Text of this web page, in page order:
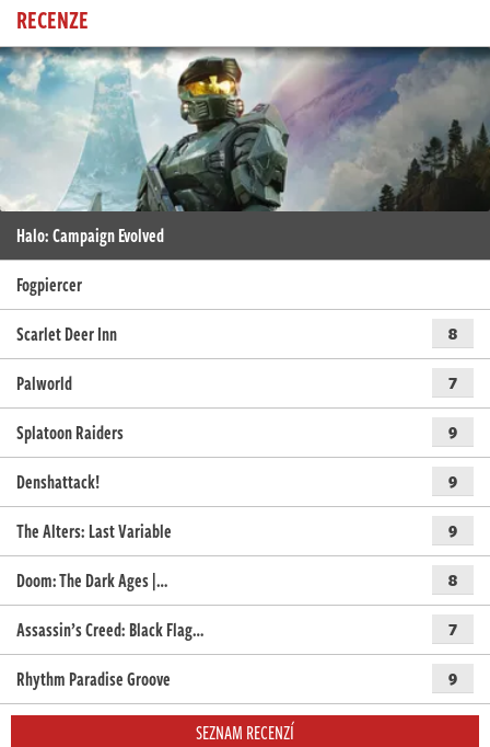
RECENZE
Halo: Campaign Evolved
Fogpiercer
Scarlet Deer Inn
8
Palworld 7
Splatoon Raiders 9
Denshattack! 9
The Alters: Last Variable 9
Doom: The Dark Ages |… 8
Assassin’s Creed: Black Flag… 7
Rhythm Paradise Groove 9
SEZNAM RECENZÍ